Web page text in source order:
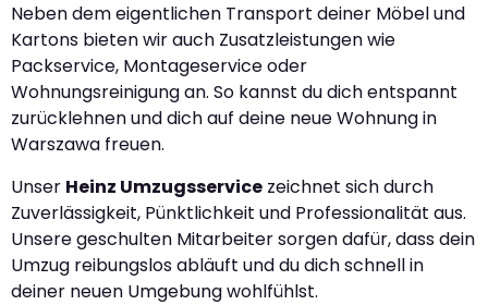
Neben dem eigentlichen Transport deiner Möbel und
Kartons bieten wir auch Zusatzleistungen wie
Packservice, Montageservice oder
Wohnungsreinigung an. So kannst du dich entspannt
zurücklehnen und dich auf deine neue Wohnung in
Warszawa freuen.
Unser Heinz Umzugsservice zeichnet sich durch
Zuverlässigkeit, Pünktlichkeit und Professionalität aus.
Unsere geschulten Mitarbeiter sorgen dafür, dass dein
Umzug reibungslos abläuft und du dich schnell in
deiner neuen Umgebung wohlfühlst.